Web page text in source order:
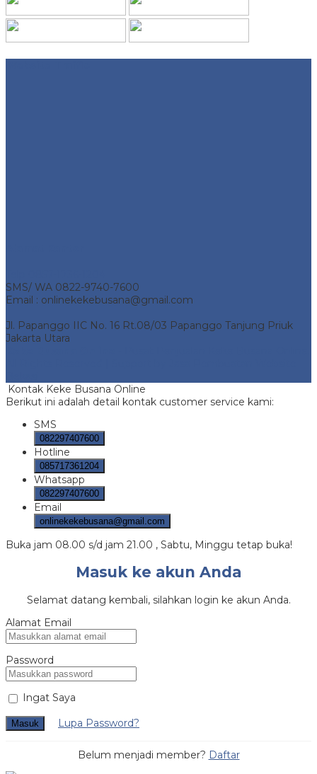
SMS/ WA 0822-9740-7600
Email : onlinekekebusana@gmail.com
Jl. Papanggo IIC No. 16 Rt.08/03 Papanggo Tanjung Priuk
Jakarta Utara
Kontak Keke Busana Online
Berikut ini adalah detail kontak customer service kami:
SMS
082297407600
Hotline
085717361204
Whatsapp
082297407600
Email
onlinekekebusana@gmail.com
Buka jam 08.00 s/d jam 21.00 , Sabtu, Minggu tetap buka!
Masuk ke akun Anda
Selamat datang kembali, silahkan login ke akun Anda.
Alamat Email
Password
Ingat Saya
Masuk Lupa Password?
Belum menjadi member? Daftar